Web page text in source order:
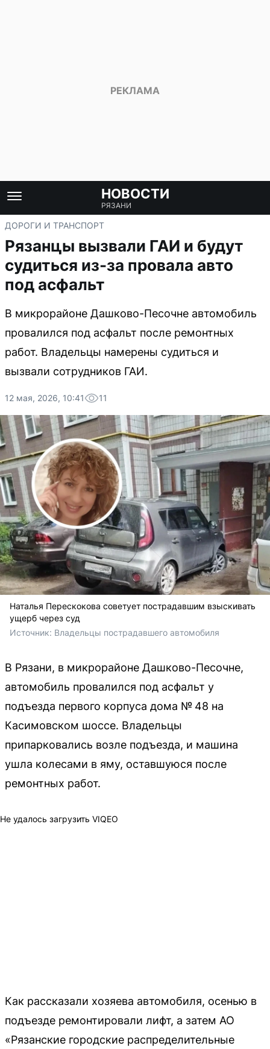
НОВОСТИ
РЯЗАНИ
ДОРОГИ И ТРАНСПОРТ
Рязанцы вызвали ГАИ и будут
судиться из-за провала авто
под асфальт
В микрорайоне Дашково-Песочне автомобиль
провалился под асфальт после ремонтных
работ. Владельцы намерены судиться и
вызвали сотрудников ГАИ.
12 мая, 2026, 10:41 11
Наталья Перескокова советует пострадавшим взыскивать
ущерб через суд
Источник: Владельцы пострадавшего автомобиля
В Рязани, в микрорайоне Дашково-Песочне,
автомобиль провалился под асфальт у
подъезда первого корпуса дома № 48 на
Касимовском шоссе. Владельцы
припарковались возле подъезда, и машина
ушла колесами в яму, оставшуюся после
ремонтных работ.
Не удалось загрузить VIQEO
Как рассказали хозяева автомобиля, осенью в
подъезде ремонтировали лифт, а затем АО
«Рязанские городские распределительные